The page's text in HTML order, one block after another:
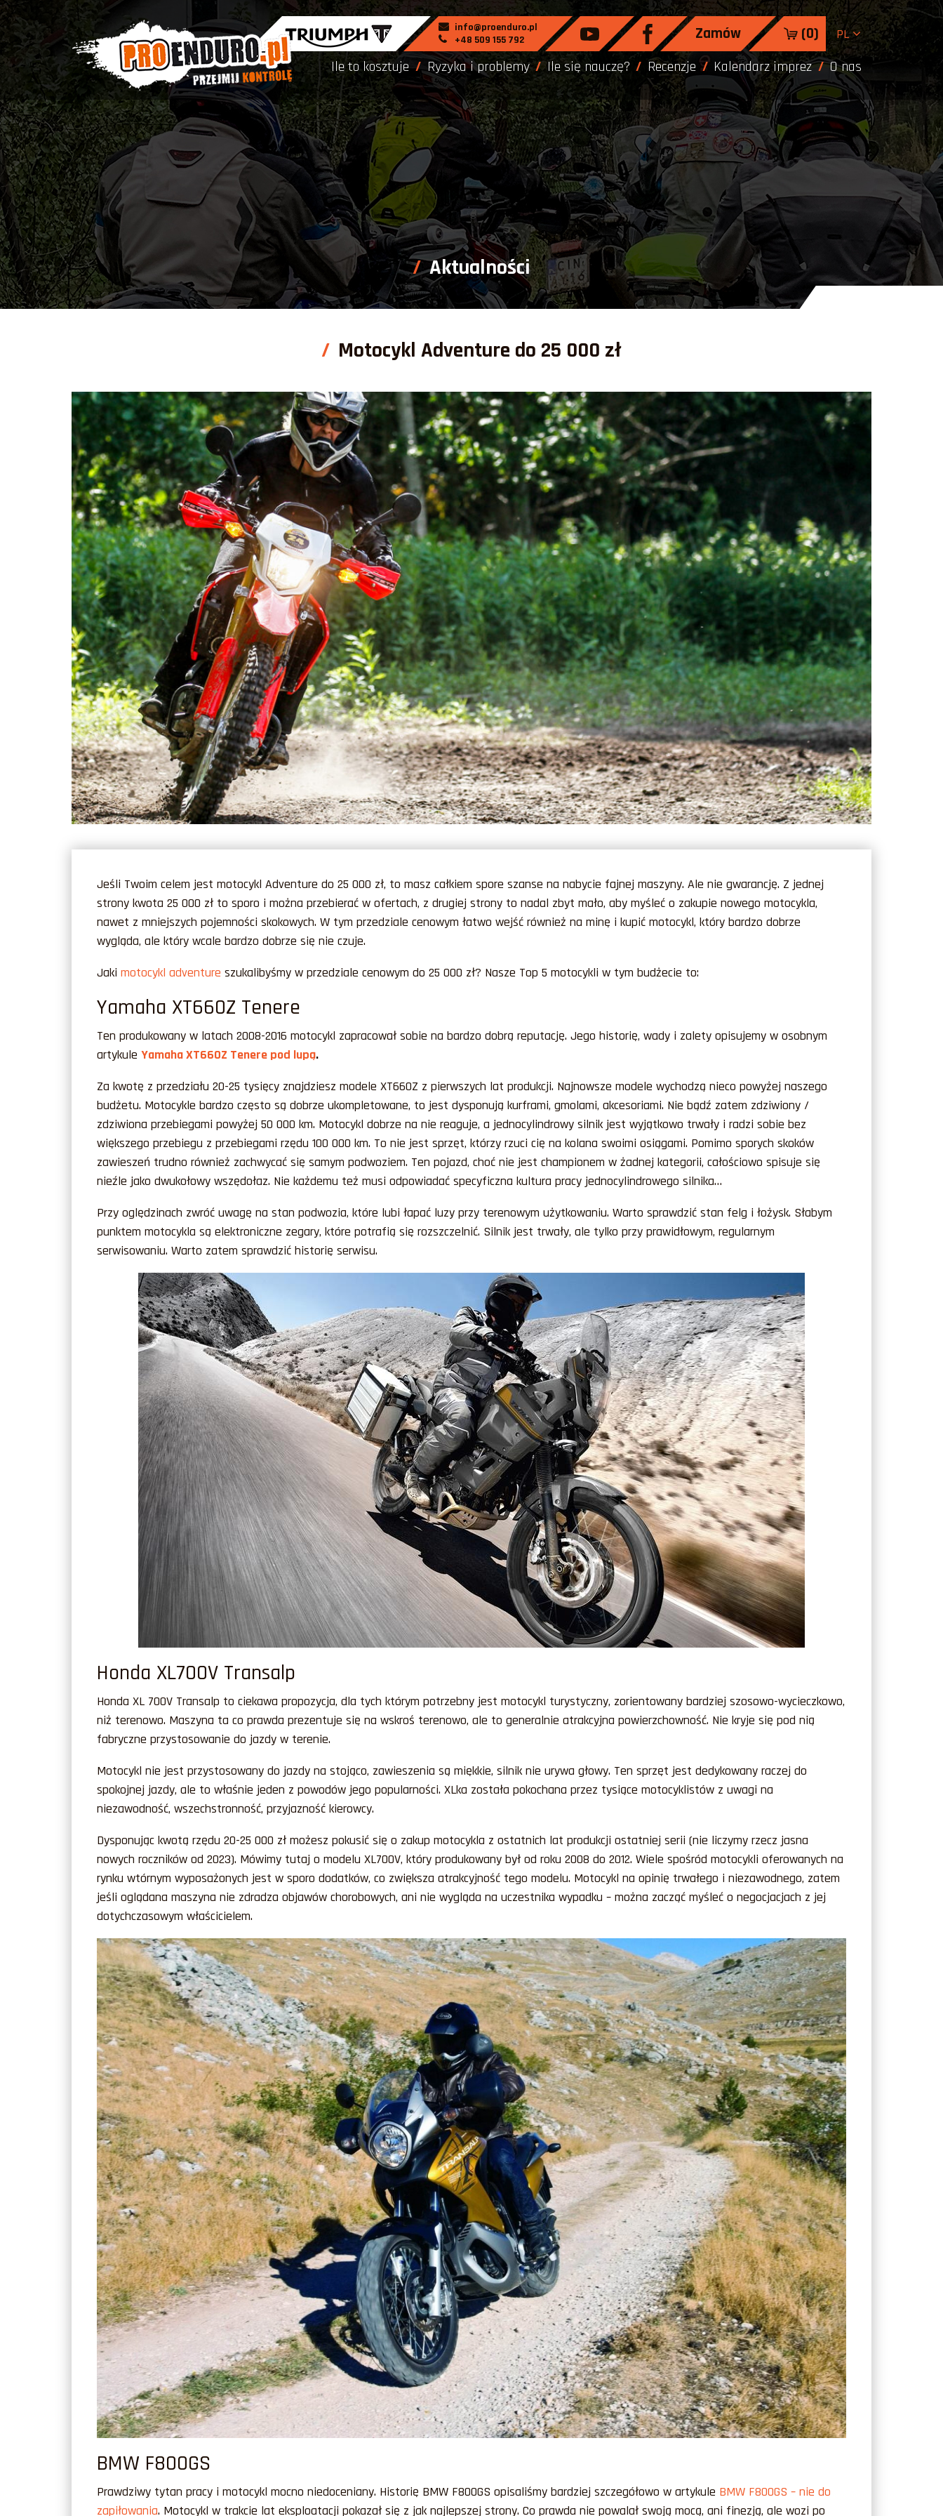
info@proenduro.pl
+48 509 155 792
Zamów (0) PL
Ile to kosztuje Ryzyka i problemy Ile się nauczę? Recenzje Kalendarz imprez O nas
Aktualności
Motocykl Adventure do 25 000 zł
Jeśli Twoim celem jest motocykl Adventure do 25 000 zł, to masz całkiem spore szanse na nabycie fajnej maszyny. Ale nie gwarancję. Z jednej
strony kwota 25 000 zł to sporo i można przebierać w ofertach, z drugiej strony to nadal zbyt mało, aby myśleć o zakupie nowego motocykla,
nawet z mniejszych pojemności skokowych. W tym przedziale cenowym łatwo wejść również na minę i kupić motocykl, który bardzo dobrze
wygląda, ale który wcale bardzo dobrze się nie czuje.
Jaki motocykl adventure szukalibyśmy w przedziale cenowym do 25 000 zł? Nasze Top 5 motocykli w tym budżecie to:
Yamaha XT660Z Tenere
Ten produkowany w latach 2008-2016 motocykl zapracował sobie na bardzo dobrą reputację. Jego historię, wady i zalety opisujemy w osobnym
artykule Yamaha XT660Z Tenere pod lupą.
Za kwotę z przedziału 20-25 tysięcy znajdziesz modele XT660Z z pierwszych lat produkcji. Najnowsze modele wychodzą nieco powyżej naszego
budżetu. Motocykle bardzo często są dobrze ukompletowane, to jest dysponują kurframi, gmolami, akcesoriami. Nie bądź zatem zdziwiony /
zdziwiona przebiegami powyżej 50 000 km. Motocykl dobrze na nie reaguje, a jednocylindrowy silnik jest wyjątkowo trwały i radzi sobie bez
większego przebiegu z przebiegami rzędu 100 000 km. To nie jest sprzęt, którzy rzuci cię na kolana swoimi osiągami. Pomimo sporych skoków
zawieszeń trudno również zachwycać się samym podwoziem. Ten pojazd, choć nie jest championem w żadnej kategorii, całościowo spisuje się
nieźle jako dwukołowy wszędołaz. Nie każdemu też musi odpowiadać specyficzna kultura pracy jednocylindrowego silnika…
Przy oględzinach zwróć uwagę na stan podwozia, które lubi łapać luzy przy terenowym użytkowaniu. Warto sprawdzić stan felg i łożysk. Słabym
punktem motocykla są elektroniczne zegary, które potrafią się rozszczelnić. Silnik jest trwały, ale tylko przy prawidłowym, regularnym
serwisowaniu. Warto zatem sprawdzić historię serwisu.
Honda XL700V Transalp
Honda XL 700V Transalp to ciekawa propozycja, dla tych którym potrzebny jest motocykl turystyczny, zorientowany bardziej szosowo-wycieczkowo,
niż terenowo. Maszyna ta co prawda prezentuje się na wskroś terenowo, ale to generalnie atrakcyjna powierzchowność. Nie kryje się pod nią
fabryczne przystosowanie do jazdy w terenie.
Motocykl nie jest przystosowany do jazdy na stojąco, zawieszenia są miękkie, silnik nie urywa głowy. Ten sprzęt jest dedykowany raczej do
spokojnej jazdy, ale to właśnie jeden z powodów jego popularności. XLka została pokochana przez tysiące motocyklistów z uwagi na
niezawodność, wszechstronność, przyjazność kierowcy.
Dysponując kwotą rzędu 20-25 000 zł możesz pokusić się o zakup motocykla z ostatnich lat produkcji ostatniej serii (nie liczymy rzecz jasna
nowych roczników od 2023). Mówimy tutaj o modelu XL700V, który produkowany był od roku 2008 do 2012. Wiele spośród motocykli oferowanych na
rynku wtórnym wyposażonych jest w sporo dodatków, co zwiększa atrakcyjność tego modelu. Motocykl na opinię trwałego i niezawodnego, zatem
jeśli oglądana maszyna nie zdradza objawów chorobowych, ani nie wygląda na uczestnika wypadku – można zacząć myśleć o negocjacjach z jej
dotychczasowym właścicielem.
BMW F800GS
Prawdziwy tytan pracy i motocykl mocno niedoceniany. Historię BMW F800GS opisaliśmy bardziej szczegółowo w artykule BMW F800GS – nie do
zapiłowania. Motocykl w trakcie lat eksploatacji pokazał się z jak najlepszej strony. Co prawda nie powalał swoją mocą, ani finezją, ale wozi po